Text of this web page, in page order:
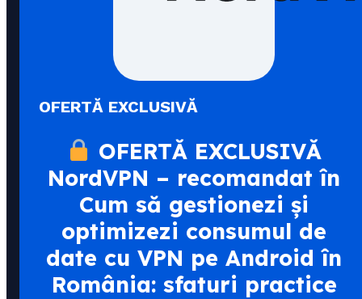
OFERTĂ EXCLUSIVĂ
OFERTĂ EXCLUSIVĂ
NordVPN – recomandat în
Cum să gestionezi și
optimizezi consumul de
date cu VPN pe Android în
România: sfaturi practice